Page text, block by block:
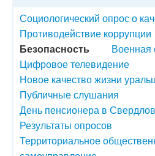
Социологический опрос о
Противодействие коррупции
Безопасность
Военная
Цифровое телевидение
Новое качество жизни
Публичные слушания
День пенсионера в
Результаты опросов
Территориальное